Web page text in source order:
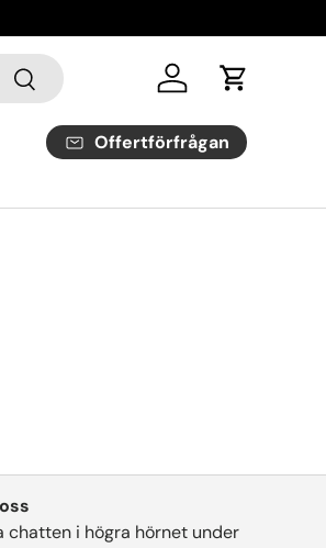
Sök Logga inVagn
Offertförfrågan
chatten i högra hörnet under